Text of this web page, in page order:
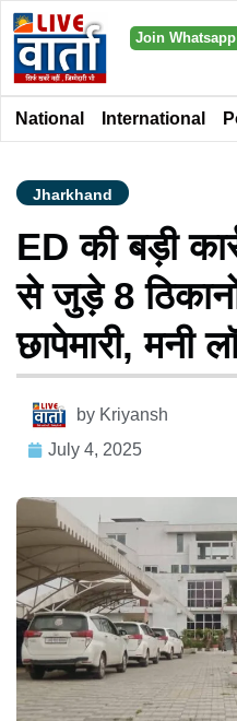
Join Whatsapp
National International
Jharkhand
ED की बड़ी
से जुड़े 8
छापेमारी, मनी
by Kriyansh
July 4, 2025